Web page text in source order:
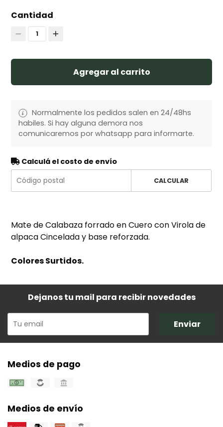
Cantidad
1
Agregar al carrito
Normalmente los pedidos salen en 24/48hs
habiles. Si hay alguna demora nos
comunicaremos por whatsapp para informarte.
Calculá el costo de envío
CALCULAR
Mate de Calabaza forrado en Cuero con Virola de
alpaca Cincelada y base reforzada.
Colores Surtidos.
Dejanos tu mail para recibir novedades
Enviar
Medios de pago
Medios de envío